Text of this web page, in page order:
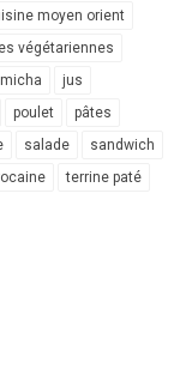
moyen orient
végétariennes
jus
poulet
pâtes
salade
sandwich
terrine paté